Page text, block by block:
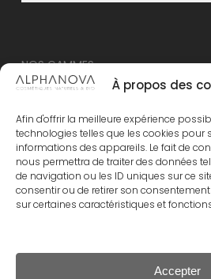
À propos des
Afin d'offrir la meilleure expérience
technologies telles que les cookies pour
informations des appareils. Le fait de
nous permettra de traiter des données
de navigation ou les ID uniques sur ce
consentir ou de retirer son
sur certaines caractéristiques et
Accepter
NOS GAMMES
NOUVEAU – ALPHANOVA Thermal
ALPHANOVA Organic SUN
ALPHANOVA Daily SUN
ALPHANOVA Bebe
Alphanova Kids